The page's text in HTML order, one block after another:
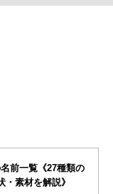
前一覧《27種類の
・素材を解説》